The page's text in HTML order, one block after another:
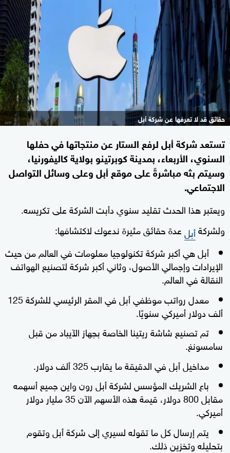
حقائق قد لا تعرفها عن شركة أبل
تستعد شركة أبل لرفع الستار عن منتجاتها في حفلها
السنوي، الأربعاء، بمدينة كوبرتينو بولاية كاليفورنيا،
وسيتم بثه مباشرةً على موقع أبل وعلى وسائل التواصل
الاجتماعي.
ويعتبر هذا الحدث تقليد سنوي دأبت الشركة على تكريسه.
ولشركةأبلعدة حقائق مثيرة ندعوك لاكتشافها:
أبل هي أكبر شركة تكنولوجيا معلومات في العالم من حيث
الإيرادات وإجمالي الأصول، وثاني أكبر شركة لتصنيع الهواتف
النقالة في العالم.
معدل رواتب موظفي أبل في المقر الرئيسي للشركة 125
ألف دولار أميركي سنويًا.
تم تصنيع شاشة ريتينا الخاصة بجهاز الآيباد من قبل
سامسونغ.
مداخيل أبل في الدقيقة ما يقارب 325 ألف دولار.
باع الشريك المؤسس لشركة أبل رون واين جميع أسهمه
مقابل 800 دولار، قيمة هذه الأسهم الآن 35 مليار دولار
أميركي.
يتم إرسال كل ما تقوله لسيري إلى شركة أبل وتقوم
بتحليله وتخزين ذلك.